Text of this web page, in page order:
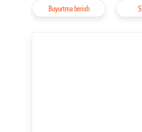
Buyurtma berish